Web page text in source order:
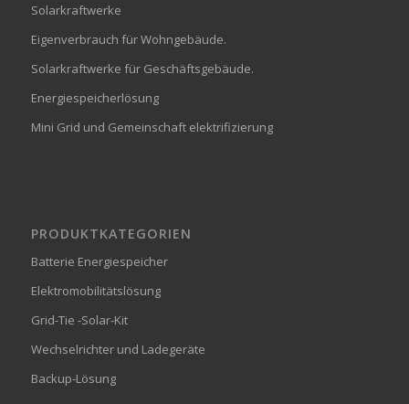
Solarkraftwerke
Eigenverbrauch für Wohngebäude.
Solarkraftwerke für Geschäftsgebäude.
Energiespeicherlösung
Mini Grid und Gemeinschaft elektrifizierung
PRODUKTKATEGORIEN
Batterie Energiespeicher
Elektromobilitätslösung
Grid-Tie -Solar-Kit
Wechselrichter und Ladegeräte
Backup-Lösung